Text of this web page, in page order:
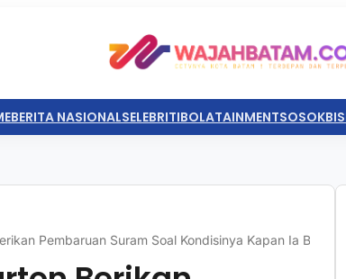
BERITA NASIONALSELEBRITIBOLATAINMENTSOSOK
Pembaruan Suram Soal Kondisinya Kapan Ia Bisa